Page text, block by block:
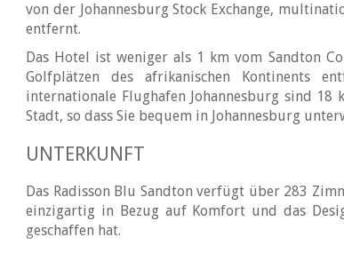
von der Johannesburg Stock Exchange,
entfernt.
Das Hotel ist weniger als 1 km vom Sandton
Golfplätzen des afrikanischen Kontinents
internationale Flughafen Johannesburg sind
Stadt, so dass Sie bequem in Johannesburg
UNTERKUNFT
Das Radisson Blu Sandton verfügt über 283
einzigartig in Bezug auf Komfort und das
geschaffen hat.